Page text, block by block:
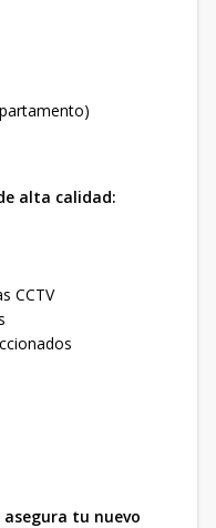
alta calidad:
CCTV
tu nuevo